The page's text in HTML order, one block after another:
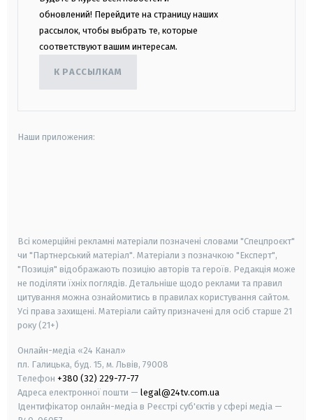
обновлений! Перейдите на страницу наших
рассылок, чтобы выбрать те, которые
соответствуют вашим интересам.
К РАССЫЛКАМ
Наши приложения:
Всі комерційні рекламні матеріали позначені словами "Спецпроєкт"
чи "Партнерський матеріал". Матеріали з позначкою "Експерт",
"Позиція" відображають позицію авторів та героїв. Редакція може
не поділяти їхніх поглядів. Детальніше щодо реклами та правил
цитування можна ознайомитись в правилах користування сайтом.
Усі права захищені. Матеріали сайту призначені для осіб старше 21
року (21+)
Онлайн-медіа «24 Канал»
пл. Галицька, буд. 15, м. Львів, 79008
Телефон +380 (32) 229-77-77
Адреса електронної пошти — legal@24tv.com.ua
Ідентифікатор онлайн-медіа в Реєстрі суб'єктів у сфері медіа —